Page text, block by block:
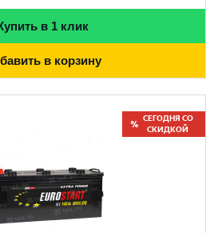
в 1 клик
в корзину
СЕГОДНЯ СО
СКИДКОЙ